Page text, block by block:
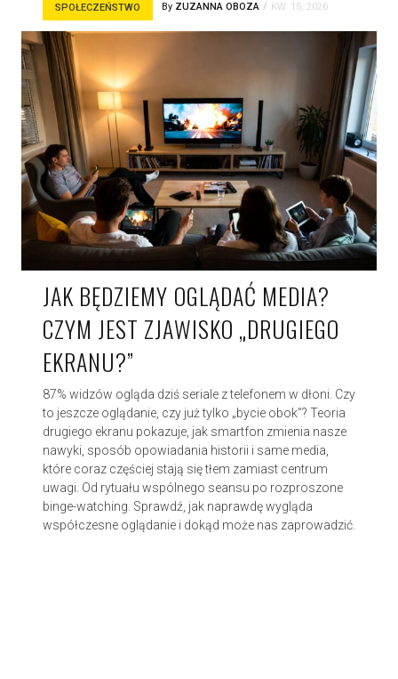
SPOŁECZEŃSTWO By ZUZANNA OBOZA KW. 15, 2026
JAK BĘDZIEMY OGLĄDAĆ MEDIA?
CZYM JEST ZJAWISKO „DRUGIEGO
EKRANU?”
87% widzów ogląda dziś seriale z telefonem w dłoni. Czy
to jeszcze oglądanie, czy już tylko „bycie obok”? Teoria
drugiego ekranu pokazuje, jak smartfon zmienia nasze
nawyki, sposób opowiadania historii i same media,
które coraz częściej stają się tłem zamiast centrum
uwagi. Od rytuału wspólnego seansu po rozproszone
binge-watching. Sprawdź, jak naprawdę wygląda
współczesne oglądanie i dokąd może nas zaprowadzić.